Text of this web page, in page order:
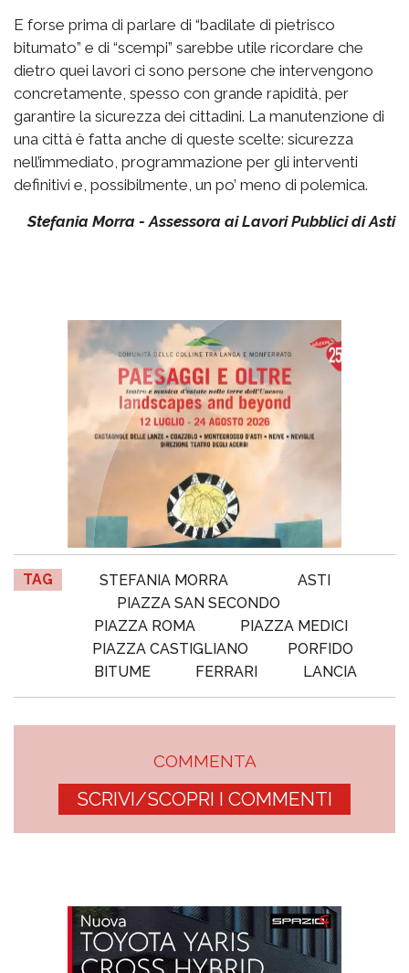
E forse prima di parlare di “badilate di pietrisco
bitumato” e di “scempi” sarebbe utile ricordare che
dietro quei lavori ci sono persone che intervengono
concretamente, spesso con grande rapidità, per
garantire la sicurezza dei cittadini. La manutenzione di
una città è fatta anche di queste scelte: sicurezza
nell’immediato, programmazione per gli interventi
definitivi e, possibilmente, un po’ meno di polemica.
Stefania Morra - Assessora ai Lavori Pubblici di Asti
TAG STEFANIA MORRA
ASTI
PIAZZA SAN SECONDO
PIAZZA ROMA
PIAZZA MEDICI
PIAZZA CASTIGLIANO
PORFIDO
BITUME
FERRARI LANCIA
COMMENTA
SCRIVI/SCOPRI I COMMENTI